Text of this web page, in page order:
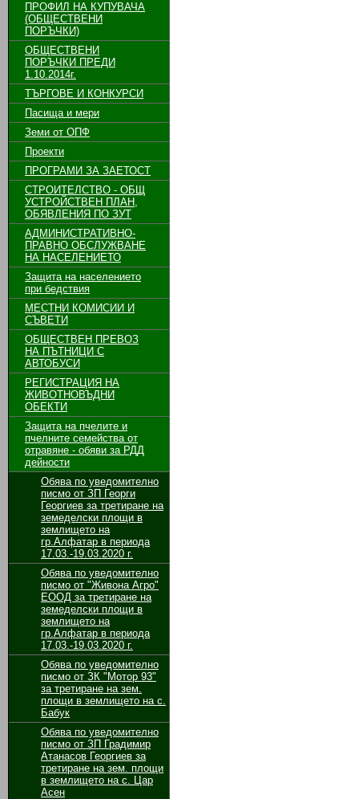
ПРОФИЛ НА КУПУВАЧА
(ОБЩЕСТВЕНИ
ПОРЪЧКИ)
ОБЩЕСТВЕНИ
ПОРЪЧКИ ПРЕДИ
1.10.2014г.
ТЪРГОВЕ И КОНКУРСИ
Пасища и мери
Земи от ОПФ
Проекти
ПРОГРАМИ ЗА ЗАЕТОСТ
СТРОИТЕЛСТВО - ОБЩ
УСТРОЙСТВЕН ПЛАН,
ОБЯВЛЕНИЯ ПО ЗУТ
АДМИНИСТРАТИВНО-
ПРАВНО ОБСЛУЖВАНЕ
НА НАСЕЛЕНИЕТО
Защита на населението
при бедствия
МЕСТНИ КОМИСИИ И
СЪВЕТИ
ОБЩЕСТВЕН ПРЕВОЗ
НА ПЪТНИЦИ С
АВТОБУСИ
РЕГИСТРАЦИЯ НА
ЖИВОТНОВЪДНИ
ОБЕКТИ
Защита на пчелите и
пчелните семейства от
отравяне - обяви за РДД
дейности
Обява по уведомително
писмо от ЗП Георги
Георгиев за третиране на
земеделски площи в
землището на
гр.Алфатар в периода
17.03.-19.03.2020 г.
Обява по уведомително
писмо от "Живона Агро"
ЕООД за третиране на
земеделски площи в
землището на
гр.Алфатар в периода
17.03.-19.03.2020 г.
Обява по уведомително
писмо от ЗК "Мотор 93"
за третиране на зем.
площи в землището на с.
Бабук
Обява по уведомително
писмо от ЗП Градимир
Атанасов Георгиев за
третиране на зем. площи
в землището на с. Цар
Асен